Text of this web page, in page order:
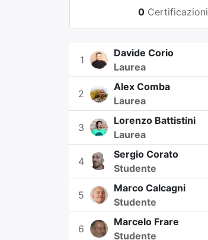
0 Certificazioni
1
Davide Corio
Laurea
2
Alex Comba
Laurea
3
Lorenzo Battistini
Laurea
4
Sergio Corato
Studente
5
Marco Calcagni
Studente
6
Marcelo Frare
Studente